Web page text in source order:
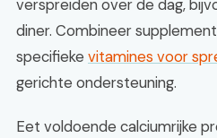
verspreiden over de dag,
diner. Combineer
specifieke vitamines voor
gerichte ondersteuning.
Eet voldoende calciumrijke